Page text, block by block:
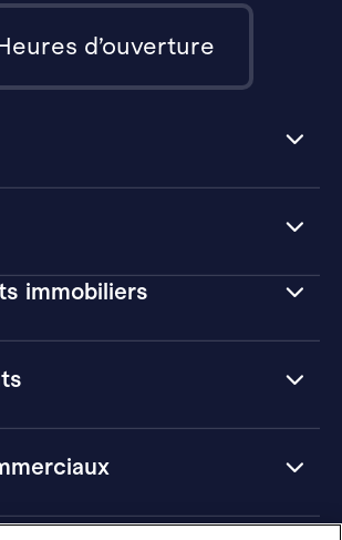
immobiliers
d’ouverture